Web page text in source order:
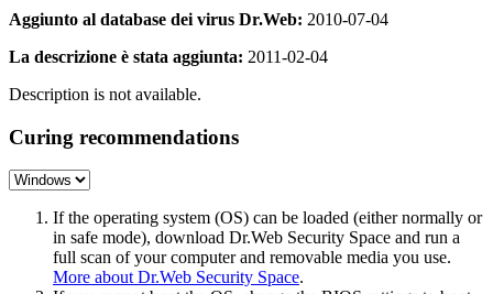
Aggiunto al database dei virus Dr.Web: 2010-07-04
La descrizione è stata aggiunta: 2011-02-04
Description is not available.
Curing recommendations
If the operating system (OS) can be loaded (either normally or
in safe mode), download Dr.Web Security Space and run a
full scan of your computer and removable media you use.
More about Dr.Web Security Space.